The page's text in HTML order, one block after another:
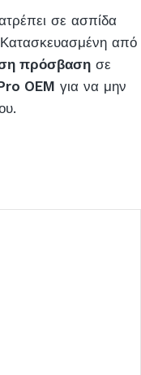
σε ασπίδα
από
πρόσβαση σε
OEM για να μην